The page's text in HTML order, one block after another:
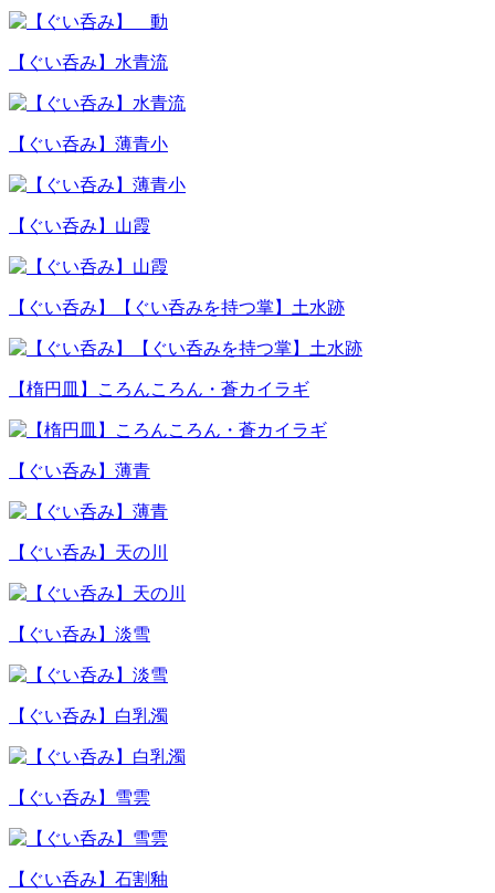
【ぐい呑み】水青流
【ぐい呑み】薄青小
【ぐい呑み】山霞
【ぐい呑み】【ぐい呑みを持つ掌】土水跡
【楕円皿】ころんころん・蒼カイラギ
【ぐい呑み】薄青
【ぐい呑み】天の川
【ぐい呑み】淡雪
【ぐい呑み】白乳濁
【ぐい呑み】雪雲
【ぐい呑み】石割釉